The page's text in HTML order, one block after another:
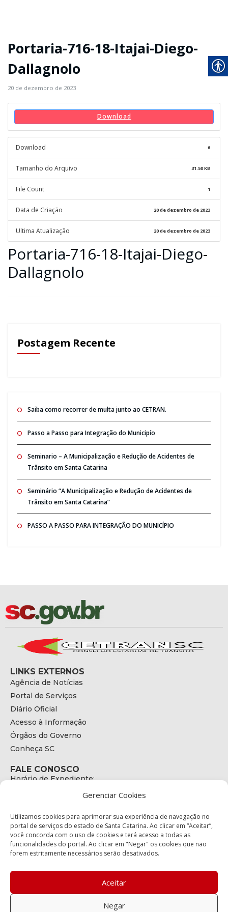
Gerenciar Cookies
Utilizamos cookies para aprimorar sua experiência de navegação no
portal de serviços do estado de Santa Catarina. Ao clicar em “Aceitar”,
você concorda com o uso de cookies e terá acesso a todas as
funcionalidades do portal. Ao clicar em "Negar" os cookies que não
forem estritamente necessários serão desativados.
Aceitar
Negar
Portaria-716-18-Itajai-Diego-
Dallagnolo
20 de dezembro de 2023
Download
Download 6
Tamanho do Arquivo 31.50 KB
File Count 1
Data de Criação 20 de dezembro de 2023
Ultima Atualização 20 de dezembro de 2023
Portaria-716-18-Itajai-Diego-
Dallagnolo
Postagem Recente
Saiba como recorrer de multa junto ao CETRAN.
Passo a Passo para Integração do Municipío
Seminario – A Municipalização e Redução de Acidentes de
Trânsito em Santa Catarina
Seminário “A Municipalização e Redução de Acidentes de
Trânsito em Santa Catarina”
PASSO A PASSO PARA INTEGRAÇÃO DO MUNICÍPIO
LINKS EXTERNOS
Agência de Notícias
Portal de Serviços
Diário Oficial
Acesso à Informação
Órgãos do Governo
Conheça SC
FALE CONOSCO
Horário de Expediente:
E-mail:
secretariaexecutiva@cetran.sc.gov.br
ENDEREÇO
Endereço:
Bairro:
Coqueiros, Florianópolis SC
88.080-160